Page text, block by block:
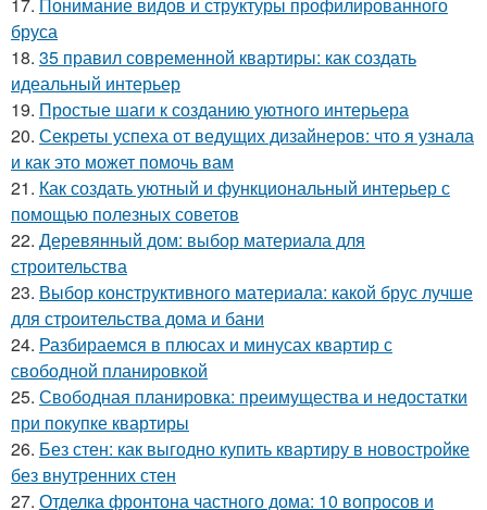
бруса
18. 35 правил современной квартиры: как создать
идеальный интерьер
19. Простые шаги к созданию уютного интерьера
20. Секреты успеха от ведущих дизайнеров: что я узнала
и как это может помочь вам
21. Как создать уютный и функциональный интерьер с
помощью полезных советов
22. Деревянный дом: выбор материала для
строительства
23. Выбор конструктивного материала: какой брус лучше
для строительства дома и бани
24. Разбираемся в плюсах и минусах квартир с
свободной планировкой
25. Свободная планировка: преимущества и недостатки
при покупке квартиры
26. Без стен: как выгодно купить квартиру в новостройке
без внутренних стен
27. Отделка фронтона частного дома: 10 вопросов и